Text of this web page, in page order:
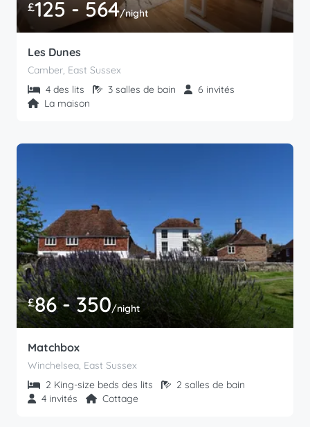
£125 - 564/night
Les Dunes
Camber, East Sussex
4 des lits
3 salles de bain
6 invités
La maison
£86 - 350/night
Matchbox
Winchelsea, East Sussex
2 King-size beds des lits
2 salles de bain
4 invités
Cottage